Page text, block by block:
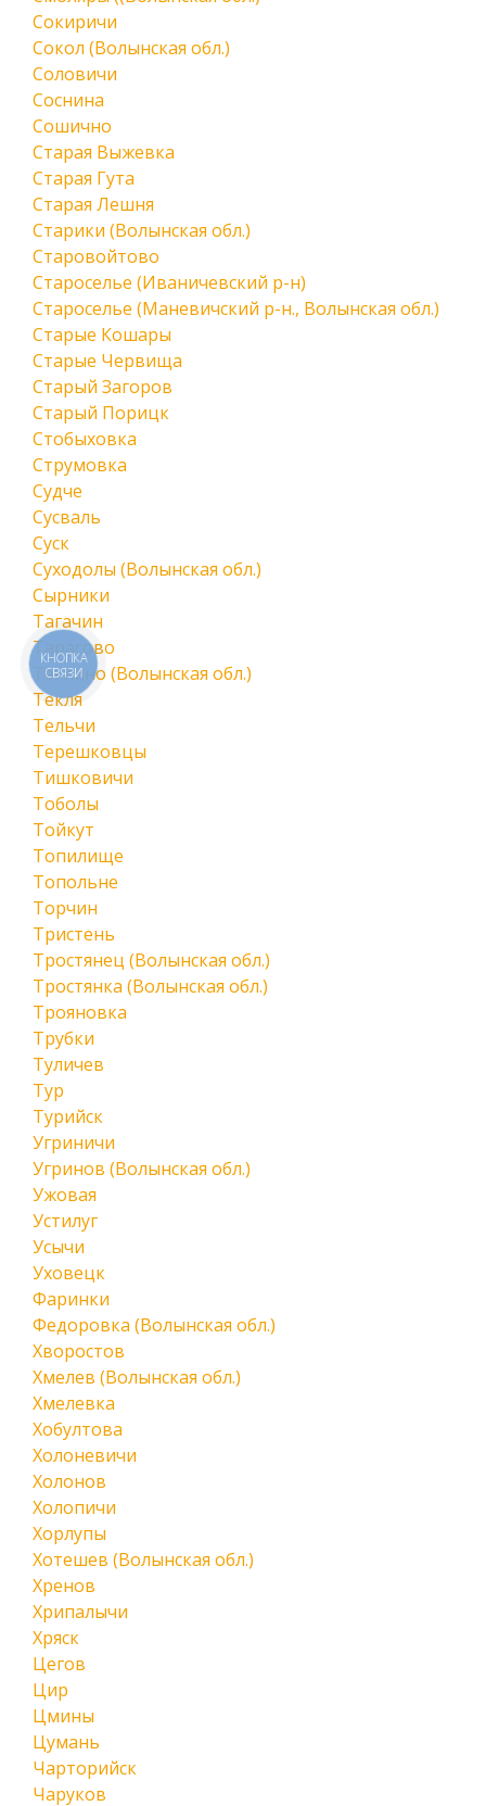
Сокиричи
Сокол (Волынская обл.)
Соловичи
Соснина
Сошично
Старая Выжевка
Старая Гута
Старая Лешня
Старики (Волынская обл.)
Старовойтово
Староселье (Иваничевский р-н)
Староселье (Маневичский р-н., Волынская обл.)
Старые Кошары
Старые Червища
Старый Загоров
Старый Порицк
Стобыховка
Струмовка
Судче
Сусваль
Суск
Суходолы (Волынская обл.)
Сырники
Тагачин
Тарасово
Теклино (Волынская обл.)
Текля
Тельчи
Терешковцы
Тишковичи
Тоболы
Тойкут
Топилище
Топольне
Торчин
Тристень
Тростянец (Волынская обл.)
Тростянка (Волынская обл.)
Трояновка
Трубки
Туличев
Тур
Турийск
Угриничи
Угринов (Волынская обл.)
Ужовая
Устилуг
Усычи
Уховецк
Фаринки
Федоровка (Волынская обл.)
Хворостов
Хмелев (Волынская обл.)
Хмелевка
Хобултова
Холоневичи
Холонов
Холопичи
Хорлупы
Хотешев (Волынская обл.)
Хренов
Хрипалычи
Хряск
Цегов
Цир
Цмины
Цумань
Чарторийск
Чаруков
КНОПКА
СВЯЗИ